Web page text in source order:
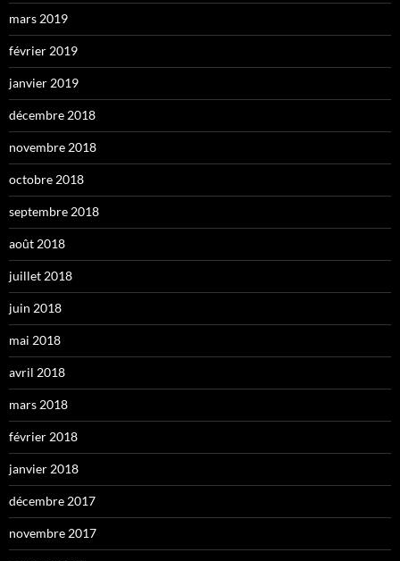
mars 2019
février 2019
janvier 2019
décembre 2018
novembre 2018
octobre 2018
septembre 2018
août 2018
juillet 2018
juin 2018
mai 2018
avril 2018
mars 2018
février 2018
janvier 2018
décembre 2017
novembre 2017